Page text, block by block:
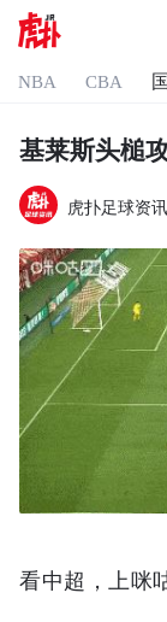
NBA CBA
基莱斯头槌
虎扑足球资讯
看中超，上咪